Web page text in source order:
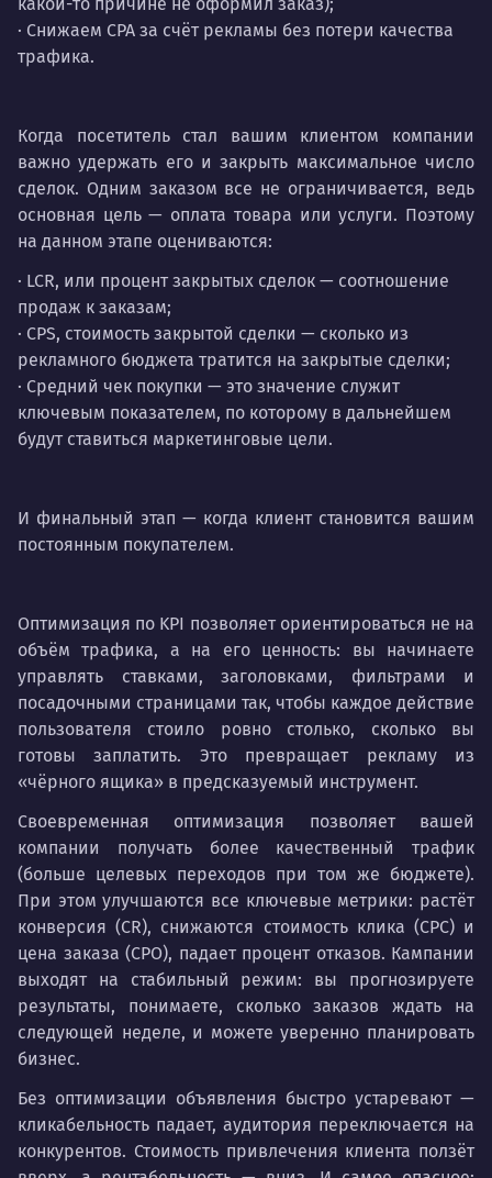
какой-то причине не оформил заказ);
· Снижаем CPA за счёт рекламы без потери качества
трафика.
Когда посетитель стал вашим клиентом компании
важно удержать его и закрыть максимальное число
сделок. Одним заказом все не ограничивается, ведь
основная цель — оплата товара или услуги. Поэтому
на данном этапе оцениваются:
· LCR, или процент закрытых сделок — соотношение
продаж к заказам;
· CPS, стоимость закрытой сделки — сколько из
рекламного бюджета тратится на закрытые сделки;
· Средний чек покупки — это значение служит
ключевым показателем, по которому в дальнейшем
будут ставиться маркетинговые цели.
И финальный этап — когда клиент становится вашим
постоянным покупателем.
Оптимизация по KPI позволяет ориентироваться не на
объём трафика, а на его ценность: вы начинаете
управлять ставками, заголовками, фильтрами и
посадочными страницами так, чтобы каждое действие
пользователя стоило ровно столько, сколько вы
готовы заплатить. Это превращает рекламу из
«чёрного ящика» в предсказуемый инструмент.
Своевременная оптимизация позволяет вашей
компании получать более качественный трафик
(больше целевых переходов при том же бюджете).
При этом улучшаются все ключевые метрики: растёт
конверсия (CR), снижаются стоимость клика (CPC) и
цена заказа (CPO), падает процент отказов. Кампании
выходят на стабильный режим: вы прогнозируете
результаты, понимаете, сколько заказов ждать на
следующей неделе, и можете уверенно планировать
бизнес.
Без оптимизации объявления быстро устаревают —
кликабельность падает, аудитория переключается на
конкурентов. Стоимость привлечения клиента ползёт